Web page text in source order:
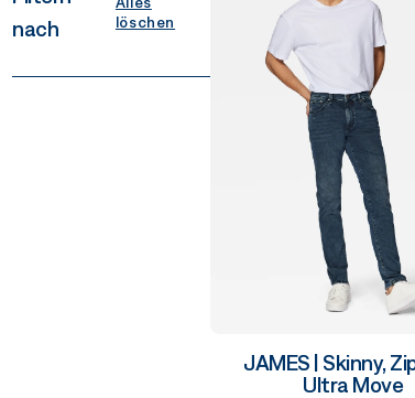
nach
löschen
JAMES | Skinny,
Ultra Move